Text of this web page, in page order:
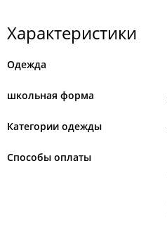
Характеристики
Одежда
школьная форма
Категории одежды
Способы оплаты